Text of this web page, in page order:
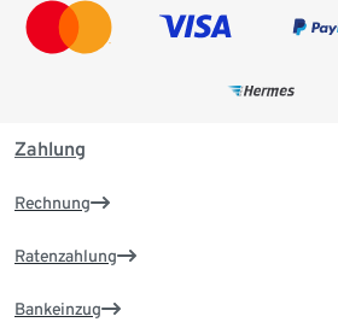
Zahlung
Rechnung
Ratenzahlung
Bankeinzug